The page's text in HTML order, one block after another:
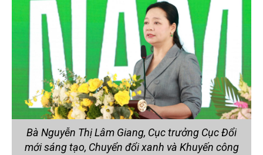
Bà Nguyễn Thị Lâm Giang, Cục trưởng Cục Đổi
mới sáng tạo, Chuyển đổi xanh và Khuyến công